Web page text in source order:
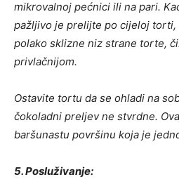
mikrovalnoj pećnici ili na pari.
pažljivo je prelijte po cijeloj torti,
polako sklizne niz strane torte,
privlačnijom.
Ostavite tortu da se ohladi na
čokoladni preljev ne stvrdne.
baršunastu površinu koja je
5. Posluživanje: